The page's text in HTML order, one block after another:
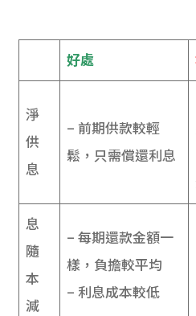
好處
淨
供
息
– 前期供款較輕
鬆，只需償還利息
息
隨
本
減
– 每期還款金額一
樣，負擔較平均
– 利息成本較低